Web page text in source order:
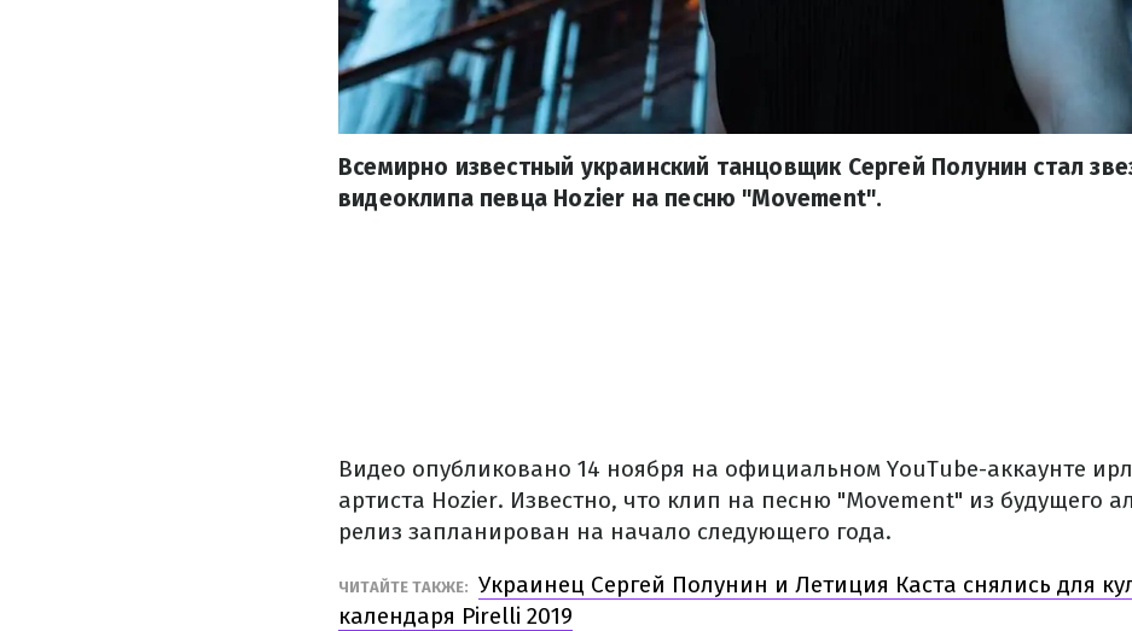
Всемирно известный украинский танцовщик Сергей Полунин стал
видеоклипа певца Hozier на песню "Movement".
Видео опубликовано 14 ноября на официальном YouTube-аккаунте
артиста Hozier. Известно, что клип на песню "Movement" из будущего
релиз запланирован на начало следующего года.
ЧИТАЙТЕ ТАКЖЕ: Украинец Сергей Полунин и Летиция Каста снялись для
календаря Pirelli 2019